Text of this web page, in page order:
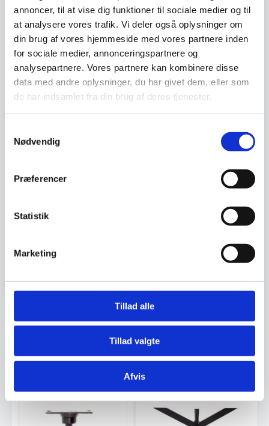
annoncer, til at vise dig funktioner til sociale medier og til
at analysere vores trafik. Vi deler også oplysninger om
din brug af vores hjemmeside med vores partnere inden
for sociale medier, annonceringspartnere og
analysepartnere. Vores partnere kan kombinere disse
data med andre oplysninger, du har givet dem, eller som
de har indsamlet fra din brug af deres tjenester.
Nødvendig
Præferencer
Statistik
Marketing
Tillad alle
Tillad valgte
Afvis
meget solidt. Det kan bære op til
Dice BAR – Black/Gold
farve kompanisasion